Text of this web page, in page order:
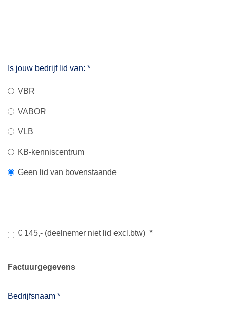
Is jouw bedrijf lid van: *
VBR
VABOR
VLB
KB-kenniscentrum
Geen lid van bovenstaande
€ 145,- (deelnemer niet lid excl.btw) *
Factuurgegevens
Bedrijfsnaam *